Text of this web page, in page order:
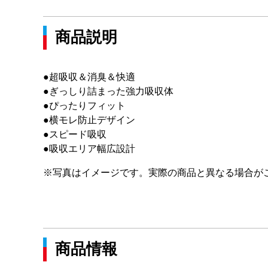
商品説明
●超吸収＆消臭＆快適
●ぎっしり詰まった強力吸収体
●ぴったりフィット
●横モレ防止デザイン
●スピード吸収
●吸収エリア幅広設計
※写真はイメージです。実際の商品と異なる場合が
商品情報